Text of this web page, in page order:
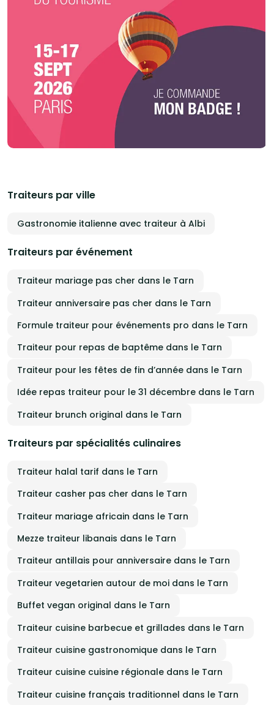
Traiteurs par ville
Gastronomie italienne avec traiteur à Albi
Traiteurs par événement
Traiteur mariage pas cher dans le Tarn
Traiteur anniversaire pas cher dans le Tarn
Formule traiteur pour événements pro dans le Tarn
Traiteur pour repas de baptême dans le Tarn
Traiteur pour les fêtes de fin d’année dans le Tarn
Idée repas traiteur pour le 31 décembre dans le Tarn
Traiteur brunch original dans le Tarn
Traiteurs par spécialités culinaires
Traiteur halal tarif dans le Tarn
Traiteur casher pas cher dans le Tarn
Traiteur mariage africain dans le Tarn
Mezze traiteur libanais dans le Tarn
Traiteur antillais pour anniversaire dans le Tarn
Traiteur vegetarien autour de moi dans le Tarn
Buffet vegan original dans le Tarn
Traiteur cuisine barbecue et grillades dans le Tarn
Traiteur cuisine gastronomique dans le Tarn
Traiteur cuisine cuisine régionale dans le Tarn
Traiteur cuisine français traditionnel dans le Tarn